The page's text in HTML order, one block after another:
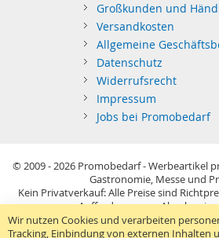
Großkunden und
Versandkosten
Allgemeine
Datenschutz
Widerrufsrecht
Impressum
Jobs bei Promobedarf
© 2009 - 2026 Promobedarf - Werbeartikel
Gastronomie, Messe und
Kein Privatverkauf: Alle Preise sind
Aufforderung zur Abgabe
Sie richten sich nur an gewerblichen Bedarf
Preisangabenverordnung und verstehen
Wir nutzen Cookies und verarbeiten
Tracking, Einbindung von externen Inhalten